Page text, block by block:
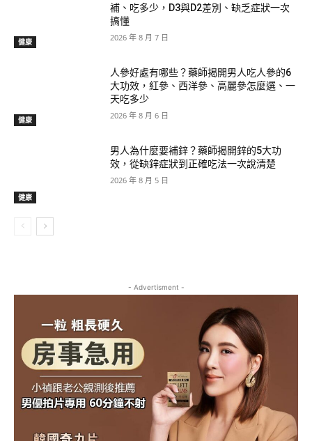
健康
補、吃多少，D3與D2差別、缺乏症狀一次
搞懂
2026 年 8 月 7 日
健康
人參好處有哪些？藥師揭開男人吃人參的6
大功效，紅參、西洋參、高麗參怎麼選、一
天吃多少
2026 年 8 月 6 日
健康
男人為什麼要補鋅？藥師揭開鋅的5大功
效，從缺鋅症狀到正確吃法一次說清楚
2026 年 8 月 5 日
- Advertisment -